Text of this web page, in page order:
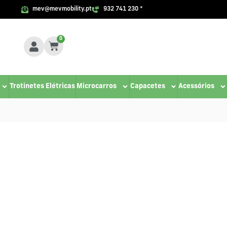
mev@mevmobility.pt 932 741 230 *
0
Trotinetes Elétricas Microcarros Capacetes Acessórios